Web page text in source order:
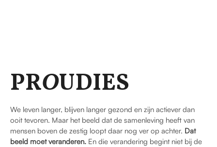
PROUDIES
We leven langer, blijven langer gezond en zijn actiever dan
ooit tevoren. Maar het beeld dat de samenleving heeft van
mensen boven de zestig loopt daar nog ver op achter. Dat
beeld moet veranderen. En die verandering begint niet bij de